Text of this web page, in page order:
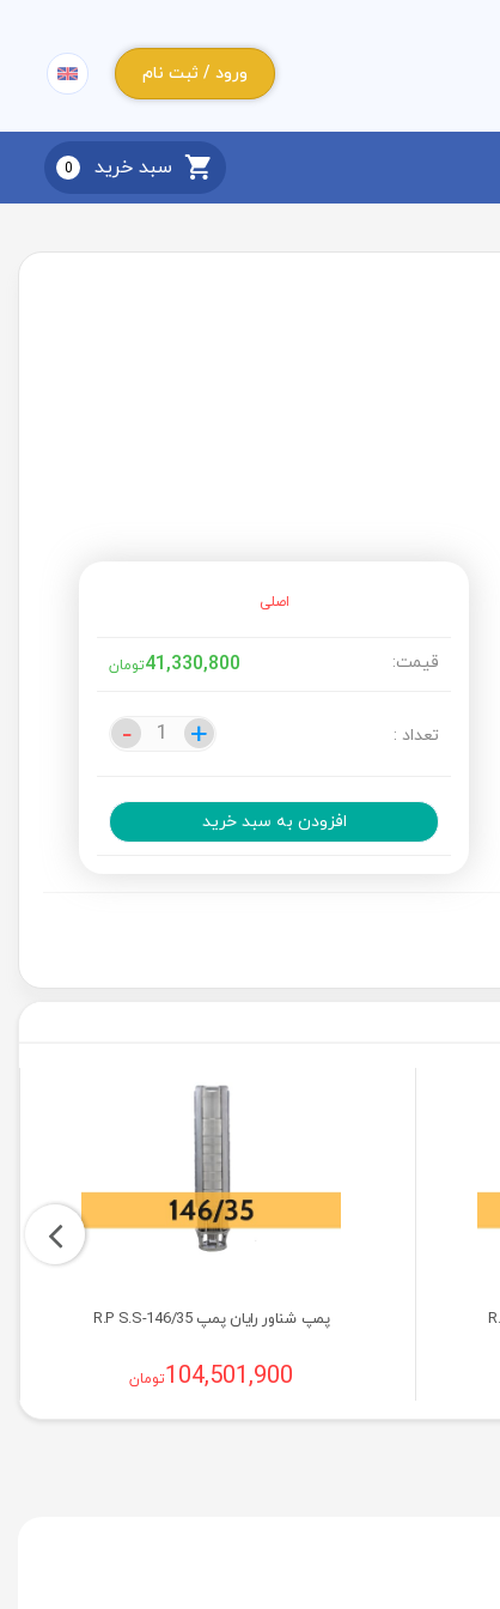
ورود / ثبت نام
سبد خرید 0
اصلی
قیمت: 41,330,800تومان
تعداد : +
- +
-
افزودن به سبد خرید
پمپ شناور رایان پمپ R.P S.S-146/35
104,501,900تومان